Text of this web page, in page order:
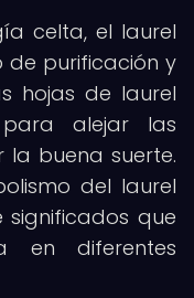
celta, el laurel
de purificación y
hojas de laurel
alejar las
buena suerte.
del laurel
que
en diferentes